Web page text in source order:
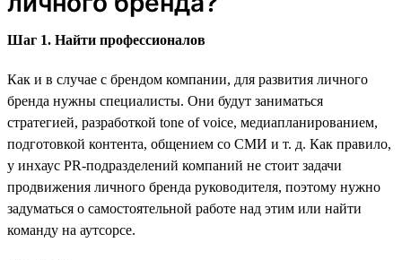
Шаг 1. Найти профессионалов
Как и в случае с брендом компании, для развития личного
бренда нужны специалисты. Они будут заниматься
стратегией, разработкой tone of voice, медиапланированием,
подготовкой контента, общением со СМИ и т. д. Как правило,
у инхаус PR-подразделений компаний не стоит задачи
продвижения личного бренда руководителя, поэтому нужно
задуматься о самостоятельной работе над этим или найти
команду на аутсорсе.